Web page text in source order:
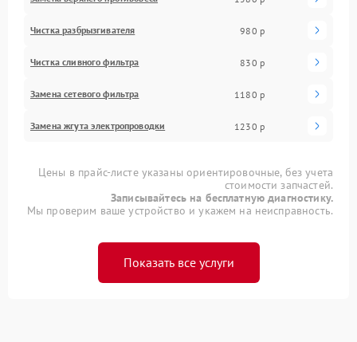
Чистка разбрызгивателя 980 р
Чистка сливного фильтра 830 р
Замена сетевого фильтра 1180 р
Замена жгута электропроводки 1230 р
Цены в прайс-листе указаны ориентировочные, без учета
стоимости запчастей.
Записывайтесь на бесплатную диагностику.
Мы проверим ваше устройство и укажем на неисправность.
Показать все услуги